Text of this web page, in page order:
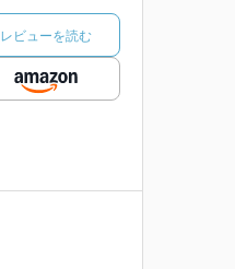
レビューを読む